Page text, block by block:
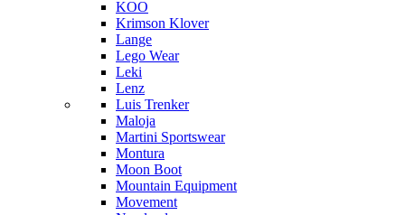
KOO
Krimson Klover
Lange
Lego Wear
Leki
Lenz
Luis Trenker
Maloja
Martini Sportswear
Montura
Moon Boot
Mountain Equipment
Movement